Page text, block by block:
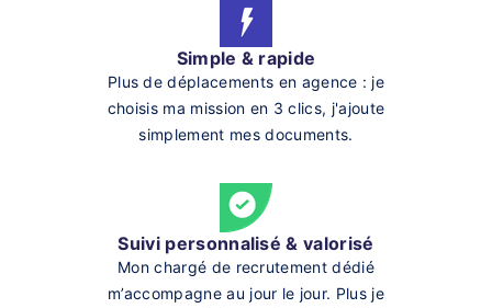
Simple & rapide
Plus de déplacements en agence : je
choisis ma mission en 3 clics, j'ajoute
simplement mes documents.
Suivi personnalisé & valorisé
Mon chargé de recrutement dédié
m’accompagne au jour le jour. Plus je